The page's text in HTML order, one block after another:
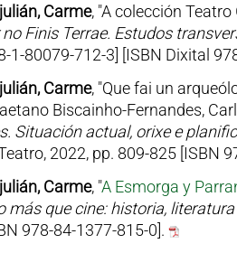
Carme, "A colección
no Finis Terrae. Estudos
1-80079-712-3] [ISBN Dixital
Carme, "Que fai un
Biscainho-Fernandes,
Situación actual, orixe e
2022, pp. 809-825
Carme, "A Esmorga y
más que cine: historia,
978-84-1377-815-0].